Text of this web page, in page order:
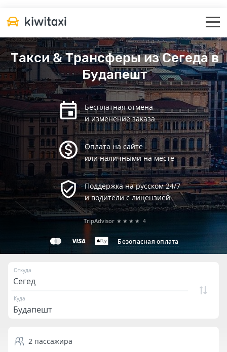
Такси & Трансферы из Сегеда в
Будапешт
Бесплатная отмена
и изменение заказа
Оплата на сайте
или наличными на месте
Поддержка на русском 24/7
и водители с лицензией
Безопасная оплата
TripAdvisor ★★★★ 4
Откуда
Куда
2 пассажира